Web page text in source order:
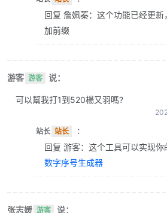
回复 詹姵蓁：这个功能已经更
加前缀
游客 游客 说：
可以幫我打1到520楊又羽嗎?
站长 站长 ：
回复 游客：这个工具可以实现
数字序号生成器
张志媛 游客 说：